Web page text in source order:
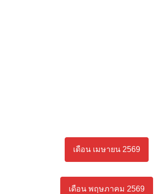
เดือน เมษายน 2569
เดือน พฤษภาคม 2569